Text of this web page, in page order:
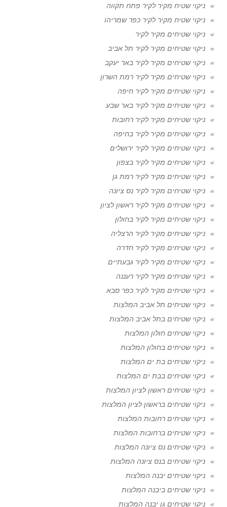
ניקוי שטיח מקיר לקיר פתח תקווה
ניקוי שטיח מקיר לקיר כפר שמריהו
ניקוי שטיחים מקיר לקיר
ניקוי שטיחים מקיר לקיר תל אביב
ניקוי שטיחים מקיר לקיר באר יעקב
ניקוי שטיחים מקיר לקיר רמת השרון
ניקוי שטיחים מקיר לקיר חיפה
ניקוי שטיחים מקיר לקיר באר שבע
ניקוי שטיחים מקיר לקיר רחובות
ניקוי שטיחים מקיר לקיר בחיפה
ניקוי שטיחים מקיר לקיר ירושלים
ניקוי שטיחים מקיר לקיר בצפון
ניקוי שטיחים מקיר לקיר רמת גן
ניקוי שטיחים מקיר לקיר נס ציונה
ניקוי שטיחים מקיר לקיר ראשון לציון
ניקוי שטיחים מקיר לקיר בחולון
ניקוי שטיחים מקיר לקיר הרצליה
ניקוי שטיחים מקיר לקיר חדרה
ניקוי שטיחים מקיר לקיר גבעתיים
ניקוי שטיחים מקיר לקיר רעננה
ניקוי שטיחים מקיר לקיר כפר סבא
ניקוי שטיחים תל אביב המלצות
ניקוי שטיחים בתל אביב המלצות
ניקוי שטיחים חולון המלצות
ניקוי שטיחים בחולון המלצות
ניקוי שטיחים בת ים המלצות
ניקוי שטיחים בבת ים המלצות
ניקוי שטיחים ראשון לציון המלצות
ניקוי שטיחים בראשון לציון המלצות
ניקוי שטיחים רחובות המלצות
ניקוי שטיחים ברחובות המלצות
ניקוי שטיחים נס ציונה המלצות
ניקוי שטיחים בנס ציונה המלצות
ניקוי שטיחים יבנה המלצות
ניקוי שטיחים ביבנה המלצות
ניקוי שטיחים גן יבנה המלצות